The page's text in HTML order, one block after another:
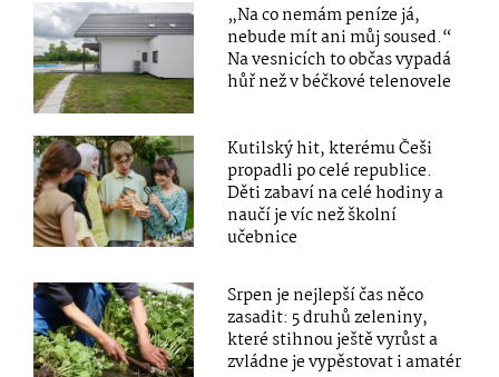
„Na co nemám peníze já,
nebude mít ani můj soused.“
Na vesnicích to občas vypadá
hůř než v béčkové telenovele
Kutilský hit, kterému Češi
propadli po celé republice.
Děti zabaví na celé hodiny a
naučí je víc než školní
učebnice
Srpen je nejlepší čas něco
zasadit: 5 druhů zeleniny,
které stihnou ještě vyrůst a
zvládne je vypěstovat i amatér